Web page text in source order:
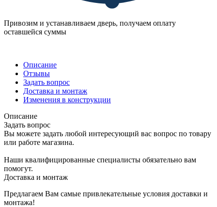
Привозим и устанавливаем дверь, получаем оплату
оставшейся суммы
Описание
Отзывы
Задать вопрос
Доставка и монтаж
Изменения в конструкции
Описание
Задать вопрос
Вы можете задать любой интересующий вас вопрос по товару
или работе магазина.
Наши квалифицированные специалисты обязательно вам
помогут.
Доставка и монтаж
Предлагаем Вам самые привлекательные условия доставки и
монтажа!